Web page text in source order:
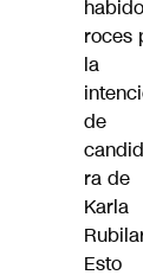
habido
roces
la
de
ra de
Karla
Esto